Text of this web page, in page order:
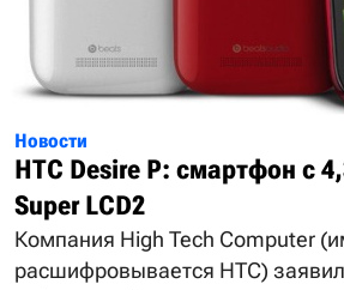
Новости
HTC Desire P: смартфон с
Super LCD2
Компания High Tech Computer
расшифровывается HTC)